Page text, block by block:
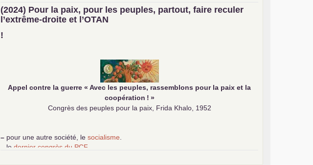
–
demandez
le numéro 10 de la revue Unir les Communistes
–lescinq chantiers pour contribuer au débat sur le projet communiste
(2024) Pour la paix, pour les peuples, partout, faire reculer
l’extrême-droite et l’OTAN
!
Appel contre la guerre « Avec les peuples, rassemblons pour la paix et la
coopération ! »
Congrès des peuples pour la paix, Frida Khalo, 1952
– pour une autre société, lesocialisme
ledernier congrès du PCF